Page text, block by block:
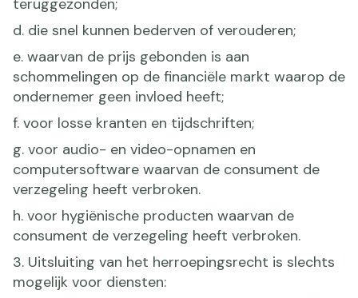
teruggezonden;
d. die snel kunnen bederven of verouderen;
e. waarvan de prijs gebonden is aan
schommelingen op de financiële markt waarop de
ondernemer geen invloed heeft;
f. voor losse kranten en tijdschriften;
g. voor audio- en video-opnamen en
computersoftware waarvan de consument de
verzegeling heeft verbroken.
h. voor hygiënische producten waarvan de
consument de verzegeling heeft verbroken.
3. Uitsluiting van het herroepingsrecht is slechts
mogelijk voor diensten: